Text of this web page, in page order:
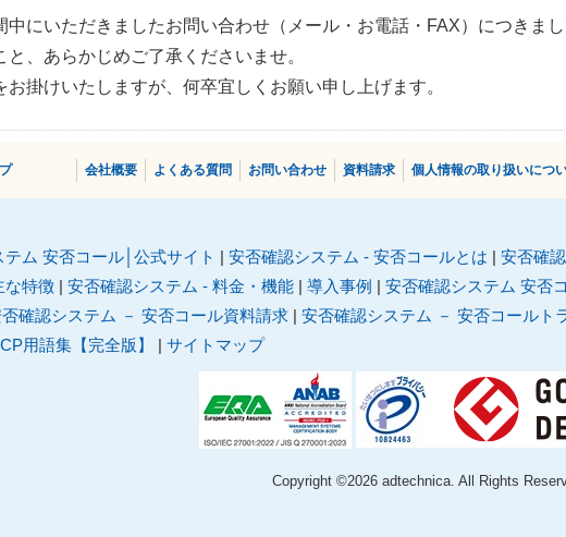
中にいただきましたお問い合わせ（メール・お電話・FAX）につきま
と、あらかじめご了承くださいませ。
お掛けいたしますが、何卒宜しくお願い申し上げます。
会社概要 よくある質問 お問い合わせ 資料請求 個人情報の取り扱いにつ
ム 安否コール│公式サイト | 安否確認システム - 安否コールとは | 安否確
な特徴 | 安否確認システム - 料金・機能 | 導入事例 | 安否確認システム 安否
確認システム － 安否コール資料請求 | 安否確認システム － 安否コールト
用語集【完全版】
| サイトマップ
Copyright ©2026 adtechnica. All Rights